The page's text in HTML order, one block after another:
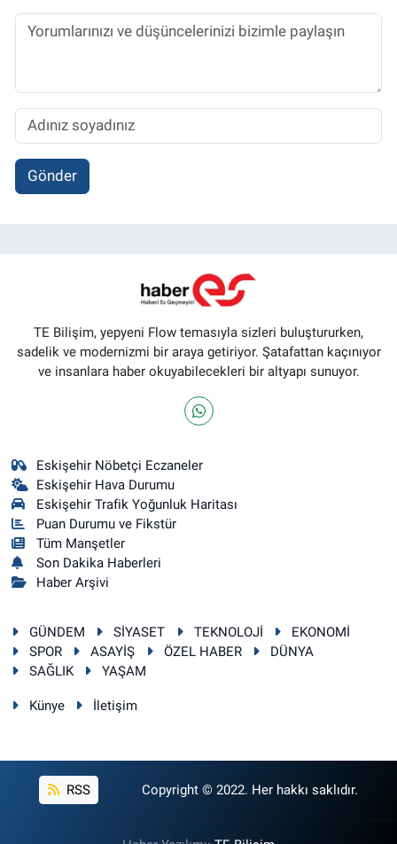
Gönder
TE Bilişim, yepyeni Flow temasıyla sizleri buluştururken,
sadelik ve modernizmi bir araya getiriyor. Şatafattan kaçınıyor
ve insanlara haber okuyabilecekleri bir altyapı sunuyor.
Eskişehir Nöbetçi Eczaneler
Eskişehir Hava Durumu
Eskişehir Trafik Yoğunluk Haritası
Puan Durumu ve Fikstür
Tüm Manşetler
Son Dakika Haberleri
Haber Arşivi
GÜNDEM SİYASET TEKNOLOJİ
EKONOMİ
SPOR
ASAYİŞ ÖZEL HABER
DÜNYA
SAĞLIK
YAŞAM
Künye İletişim
RSS Copyright © 2022. Her hakkı saklıdır.